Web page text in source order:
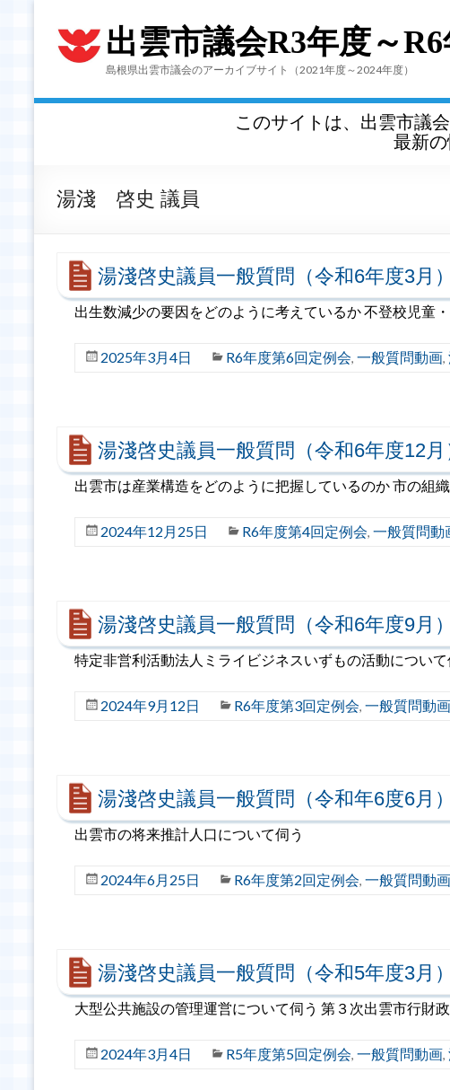
出雲市議会R3年度～
島根県出雲市議会のアーカイブサイト（2021年度～2024年度）
このサイトは、出雲市議
最新の
湯淺 啓史 議員
湯淺啓史議員一般質問（令和6年度3月）
出生数減少の要因をどのように考えているか 不登校児童
2025年3月4日 R6年度第6回定例会, 一般質問動画,
湯淺啓史議員一般質問（令和6年度12月
出雲市は産業構造をどのように把握しているのか 市の組
2024年12月25日 R6年度第4回定例会, 一般質問動
湯淺啓史議員一般質問（令和6年度9月）
特定非営利活動法人ミライビジネスいずもの活動について
2024年9月12日 R6年度第3回定例会, 一般質問動画
湯淺啓史議員一般質問（令和年6度6月）
出雲市の将来推計人口について伺う
2024年6月25日 R6年度第2回定例会, 一般質問動画
湯淺啓史議員一般質問（令和5年度3月）
大型公共施設の管理運営について伺う 第３次出雲市行財
2024年3月4日 R5年度第5回定例会, 一般質問動画,